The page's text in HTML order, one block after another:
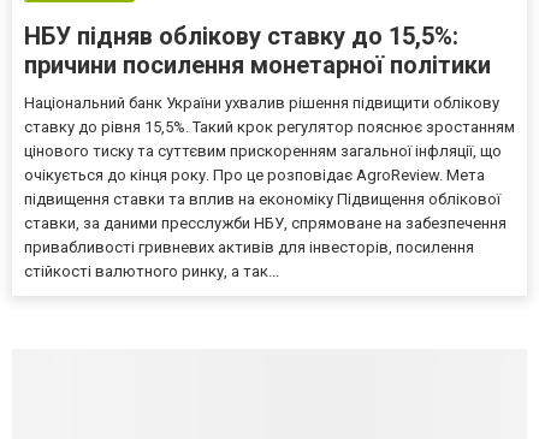
НБУ підняв облікову ставку до 15,5%:
причини посилення монетарної політики
Національний банк України ухвалив рішення підвищити облікову
ставку до рівня 15,5%. Такий крок регулятор пояснює зростанням
цінового тиску та суттєвим прискоренням загальної інфляції, що
очікується до кінця року. Про це розповідає AgroReview. Мета
підвищення ставки та вплив на економіку Підвищення облікової
ставки, за даними пресслужби НБУ, спрямоване на забезпечення
привабливості гривневих активів для інвесторів, посилення
стійкості валютного ринку, а так...